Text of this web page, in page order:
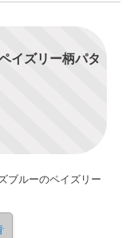
イズリー柄パタ
ブルーのペイズリー